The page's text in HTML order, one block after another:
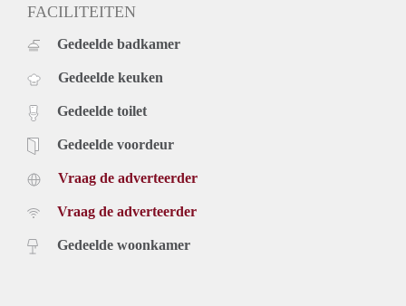
FACILITEITEN
Gedeelde badkamer
Gedeelde keuken
Gedeelde toilet
Gedeelde voordeur
Vraag de adverteerder
Vraag de adverteerder
Gedeelde woonkamer